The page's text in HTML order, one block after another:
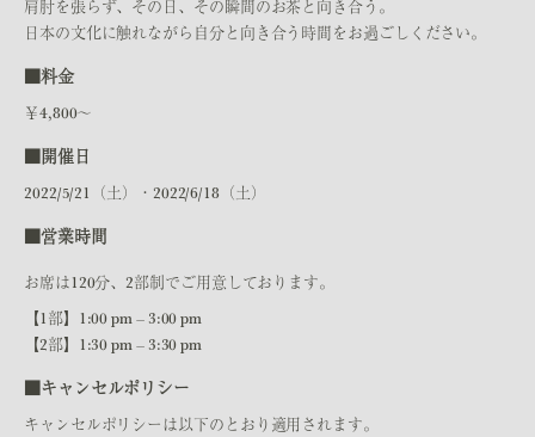
肩肘を張らず、その日、その瞬間のお茶と向き合う。
日本の文化に触れながら自分と向き合う時間をお過ごしください。
■料金
￥4,800～
■開催日
2022/5/21（土）・2022/6/18（土）
■営業時間
お席は120分、2部制でご用意しております。
【1部】1:00 pm – 3:00 pm
【2部】1:30 pm – 3:30 pm
■キャンセルポリシー
キャンセルポリシーは以下のとおり適用されます。